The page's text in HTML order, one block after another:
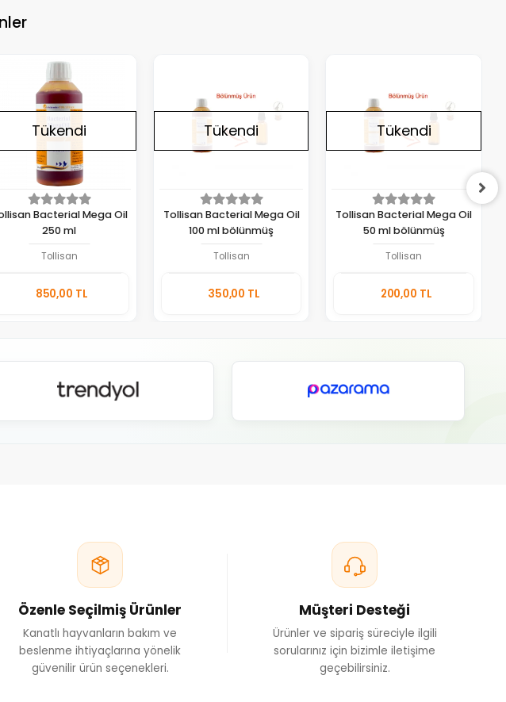
Tükendi
Bacterial Mega Oil
250 ml
Tollisan
850,00 TL
Tükendi
Tollisan Bacterial Mega Oil
100 ml bölünmüş
Tollisan
350,00 TL
Tükendi
Tollisan Bacterial Mega Oil
50 ml bölünmüş
Tollisan
200,00 TL
Özenle Seçilmiş Ürünler
Kanatlı hayvanların bakım ve
beslenme ihtiyaçlarına yönelik
güvenilir ürün seçenekleri.
Müşteri Desteği
Ürünler ve sipariş süreciyle ilgili
sorularınız için bizimle iletişime
geçebilirsiniz.